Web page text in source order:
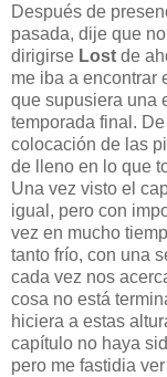
Después de
pasada, dije que
dirigirse Lost de
me iba a encontrar
que supusiera una
temporada final.
colocación de las
de lleno en lo que
Una vez visto el
igual, pero con
vez en mucho
tanto frío, con una
cada vez nos
cosa no está
hiciera a estas
capítulo no haya
pero me fastidia